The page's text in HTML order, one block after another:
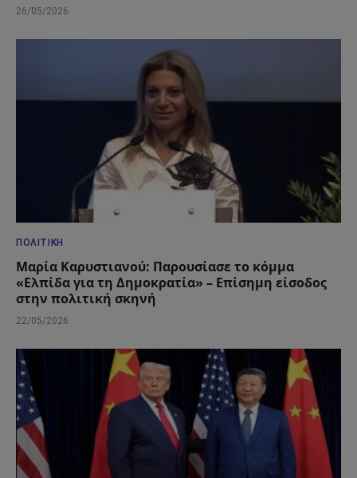
26/05/2026
ΠΟΛΙΤΙΚΉ
Μαρία Καρυστιανού: Παρουσίασε το κόμμα
«Ελπίδα για τη Δημοκρατία» – Επίσημη είσοδος
στην πολιτική σκηνή
22/05/2026